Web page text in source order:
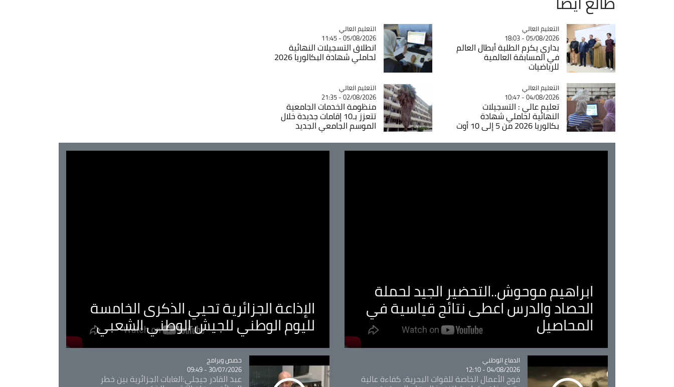
Catégorie
التعليم العالي
05/08/2026 - 18:03
بداري يكرم الطلبة أبطال العالم
في المسابقة العالمية
للرياضيات
Catégorie
التعليم العالي
05/08/2026 - 11:45
انطلاق التسجيلات النهائية
لحاملي شهادة البكالوريا 2026
Catégorie
التعليم العالي
04/08/2026 - 10:47
تعليم عالي : التسجيلات
النهائية لحاملي شهادة
بكالوريا 2026 من 5 إلى 10 أوت
Catégorie
التعليم العالي
02/08/2026 - 21:35
منظومة الخدمات الجامعية
تتعزز بـ10 إقامات جديدة خلال
الموسم الجامعي الجديد
ابراهيم موحوش..التحضير الجيد لحملة
الحصاد والدرس اعطى نتائج قياسية في
المحاصيل
الإذاعة الجزائرية تحيي الذكرى الخامسة
لليوم الوطني للجيش الوطني الشعبي
Catégorie
الدفاع الوطني
04/08/2026 - 12:10
فوج الأعمال الخاصة للقوات البحرية: كفاءة عالية
Catégorie
حصص وبرامج
30/07/2026 - 09:49
عبد القادر جيجلي:الغابات الجزائرية بين خطر